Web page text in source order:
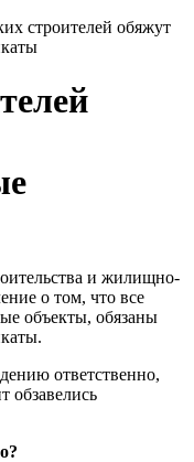
строителей обяжут
и жилищно-
о том, что все
объекты, обязаны
ответственно,
обзавелись